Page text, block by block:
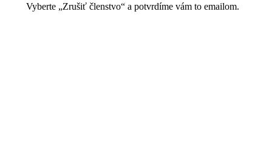
Vyberte „Zrušiť členstvo“ a potvrdíme vám to emailom.